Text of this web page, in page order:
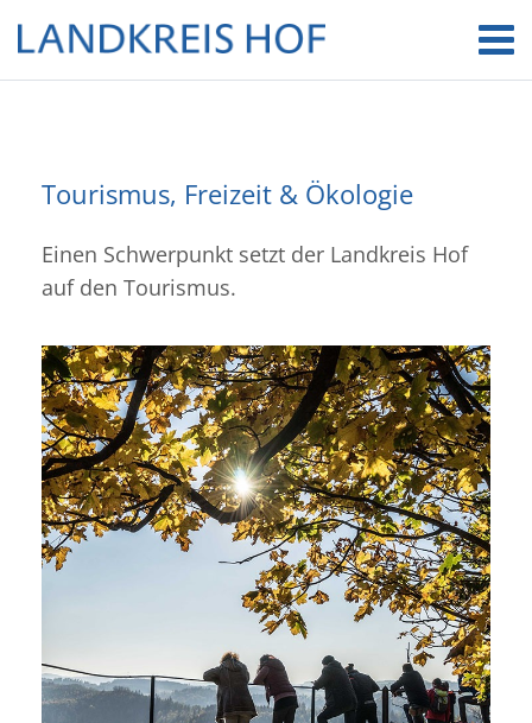
Tourismus, Freizeit & Ökologie
Einen Schwerpunkt setzt der Landkreis Hof
auf den Tourismus.